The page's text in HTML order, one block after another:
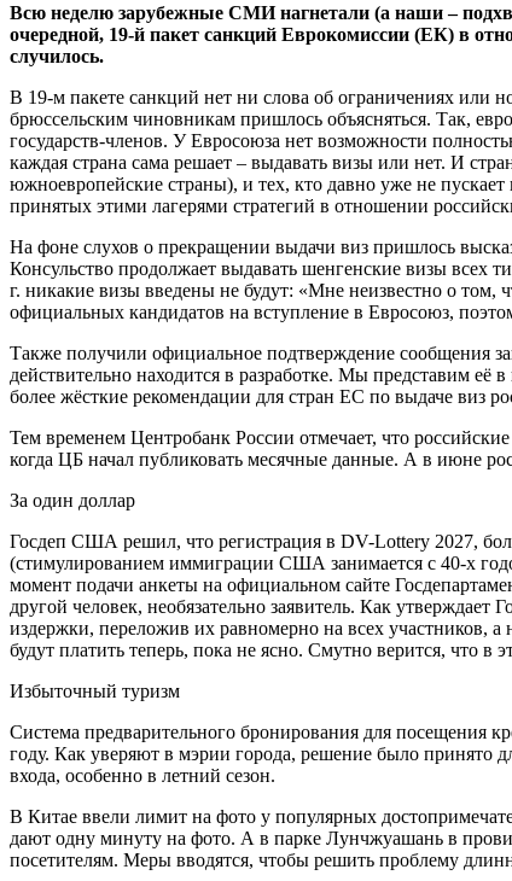
Всю неделю зарубежные СМИ нагнетали (а наши –
очередной, 19-й пакет санкций Еврокомиссии (ЕК) в
случилось.
В 19-м пакете санкций нет ни слова об ограничениях или
брюссельским чиновникам пришлось объясняться. Так,
государств-членов. У Евросоюза нет возможности
каждая страна сама решает – выдавать визы или нет. И
южноевропейские страны), и тех, кто давно уже не
принятых этими лагерями стратегий в отношении
На фоне слухов о прекращении выдачи виз пришлось
Консульство продолжает выдавать шенгенские визы
г. никакие визы введены не будут: «Мне неизвестно о том,
официальных кандидатов на вступление в Евросоюз,
Также получили официальное подтверждение сообщения
действительно находится в разработке. Мы представим
более жёсткие рекомендации для стран ЕС по выдаче виз
Тем временем Центробанк России отмечает, что
когда ЦБ начал публиковать месячные данные. А в июне
За один доллар
Госдеп США решил, что регистрация в DV-Lottery 2027,
(стимулированием иммиграции США занимается с 40-х
момент подачи анкеты на официальном сайте
другой человек, необязательно заявитель. Как
издержки, переложив их равномерно на всех участников,
будут платить теперь, пока не ясно. Смутно верится, что
Избыточный туризм
Система предварительного бронирования для посещения
году. Как уверяют в мэрии города, решение было принято
входа, особенно в летний сезон.
В Китае ввели лимит на фото у популярных
дают одну минуту на фото. А в парке Лунчжуашань в
посетителям. Меры вводятся, чтобы решить проблему